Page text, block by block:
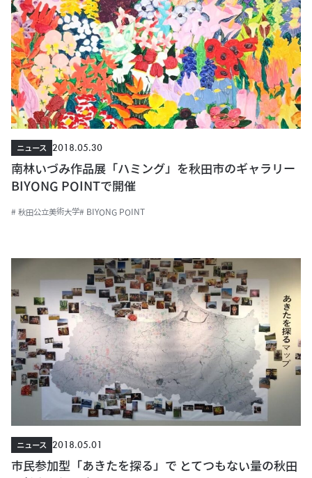
ニュース
2018.05.30
南林いづみ作品展「ハミング」を秋田市のギャラリー
BIYONG POINTで開催
# 秋田公立美術大学# BIYONG POINT
ニュース
2018.05.01
市民参加型「あきたを探る」で とてつもない量の秋田